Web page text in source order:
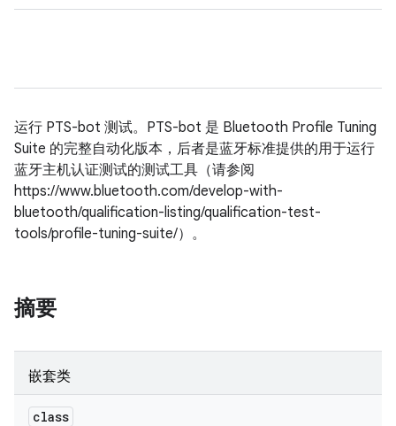
运行 PTS-bot 测试。PTS-bot 是 Bluetooth Profile Tuning
Suite 的完整自动化版本，后者是蓝牙标准提供的用于运行
蓝牙主机认证测试的测试工具（请参阅
https://www.bluetooth.com/develop-with-
bluetooth/qualification-listing/qualification-test-
tools/profile-tuning-suite/）。
摘要
嵌套类
class